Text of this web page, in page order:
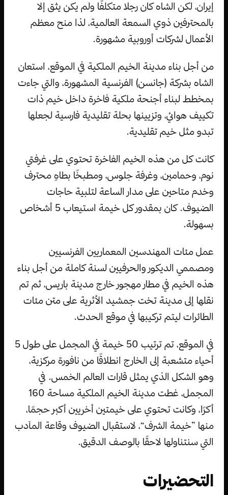
إيران، لكن الشاه كان رجلا متكلفًا ولم يكن يثق إلا
بالمحترفين ذوي السمعة العالمية، لذا منح معظم
الأعمال لشركات أوروبية مشهورة.
من أجل بناء مدينة الخيم الملكية في الموقع، استعان
الشاه بشركة (جانسن) الفرنسية المشهورة، والتي جاءت
بمخطط لبناء أجنحة ملكية فاخرة داخل خيم ذات
تكييف هوائي، وتزيينها بحلة تقليدية فارسية لجعلها
تبدو مثل خيم تقليدية.
كانت كل من هذه الخيم الفاخرة تحتوي على غرفتي
نوم، وحمامين، وغرفة جلوس، ومطبخًا بطاهٍ محترف
وخدم متاحين على مدار الساعة لتلبية حاجات
الضيوف. كان بمقدور كل خيمة استيعاب 5 أشخاص
بسهولة.
عمل مئات المهندسين المعماريين الفرنسيين
ومصممي الديكور والحرفيين لسنة كاملة من أجل بناء
هذه الخيم في مطار مهجور خارج مدينة باريس، ثم تم
نقلها إلى مدينة تخت جمشيد الأثرية على متن مئات
الطائرات ليتم تركيبها في موقع الحدث.
في الموقع، تم ترتيب 50 خيمة في المجمل على طول 5
أحياء متشعبة إلى الخارج انطلاقًا من نافورة مركزية،
وهو الشكل الذي يمثل قارات العالم الخمس. في
المجمل، غطت مدينة الخيم الملكية مساحة 160
أكرًا، وكانت تحتوي على خيمتين أخريين أكبر حجمًا،
منها ”خيمة الشرف“، لاستقبال الضيوف وقاعة المآدب
التي سنتناولها لاحقًا بالوصف الدقيق.
التحضيرات